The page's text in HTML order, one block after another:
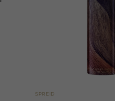
SPREID